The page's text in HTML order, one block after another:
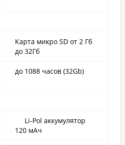
Карта микро SD от 2 Гб
до 32Гб
до 1088 часов (32Gb)
Li-Pol аккумулятор
120 мАч